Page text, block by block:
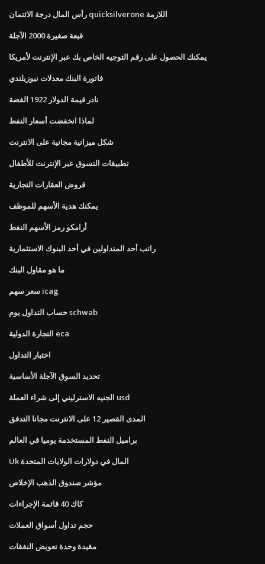
رأس المال درجة الائتمان quicksilverone اللازمة
قبعة صغيرة 2000 الآجلة
يمكنك الحصول على رقم التوجيه الخاص بك عبر الإنترنت لأمريكا
فاتورة البنك معدلات نيوزيلندي
نادر قيمة الدولار 1922 الفضة
لماذا انخفضت أسعار النفط
شكل ميزانية مجانية على الانترنت
تطبيقات التسوق عبر الإنترنت للأطفال
قروض العقارات التجارية
يمكنك هدية الأسهم للموظف
أرامكو رمز الأسهم النفط
راتب أحد المتداولين في أحد البنوك الاستثمارية
ما هو مقاول البنك
سعر سهم icag
حساب التداول يوم schwab
التجارة الدولية eca
اختبار التداول
تحديد السوق الآجلة الأساسية
الجنيه الاسترليني إلى شراء العملة usd
المدى القصير 12 على الانترنت مجانا التدفق
براميل النفط المستخدمة يوميا في العالم
Uk المال في دولارات الولايات المتحدة
مؤشر صندوق الذهب الإخلاص
كاك 40 قائمة الإجراءات
حجم تداول أسواق العملات
مقيدة وحدة تعويض النفقات